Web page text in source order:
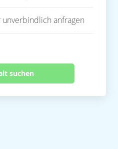
anfragen
suchen